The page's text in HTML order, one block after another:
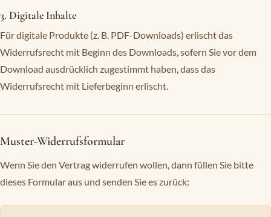
3. Digitale Inhalte
Für digitale Produkte (z. B. PDF-Downloads) erlischt das
Widerrufsrecht mit Beginn des Downloads, sofern Sie vor dem
Download ausdrücklich zugestimmt haben, dass das
Widerrufsrecht mit Lieferbeginn erlischt.
Muster-Widerrufsformular
Wenn Sie den Vertrag widerrufen wollen, dann füllen Sie bitte
dieses Formular aus und senden Sie es zurück: